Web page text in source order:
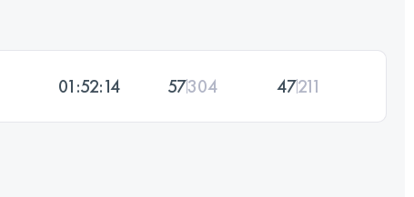
01:52:14 57304 47211